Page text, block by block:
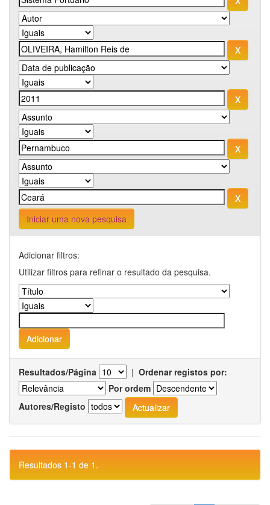
Iniciar uma nova pesquisa
Adicionar filtros:
Utilizar filtros para refinar o resultado da pesquisa.
Resultados/Página | Ordenar registos por:
Por ordem
Autores/Registo
Resultados 1-1 de 1.